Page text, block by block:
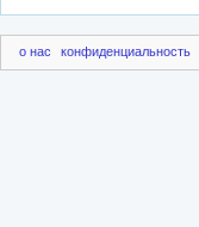
о нас конфиденциальность